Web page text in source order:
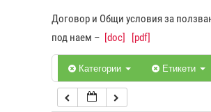
Договор и Общи условия за
под наем – [doc] [pdf]
Категории Етикети
5:00
7:00